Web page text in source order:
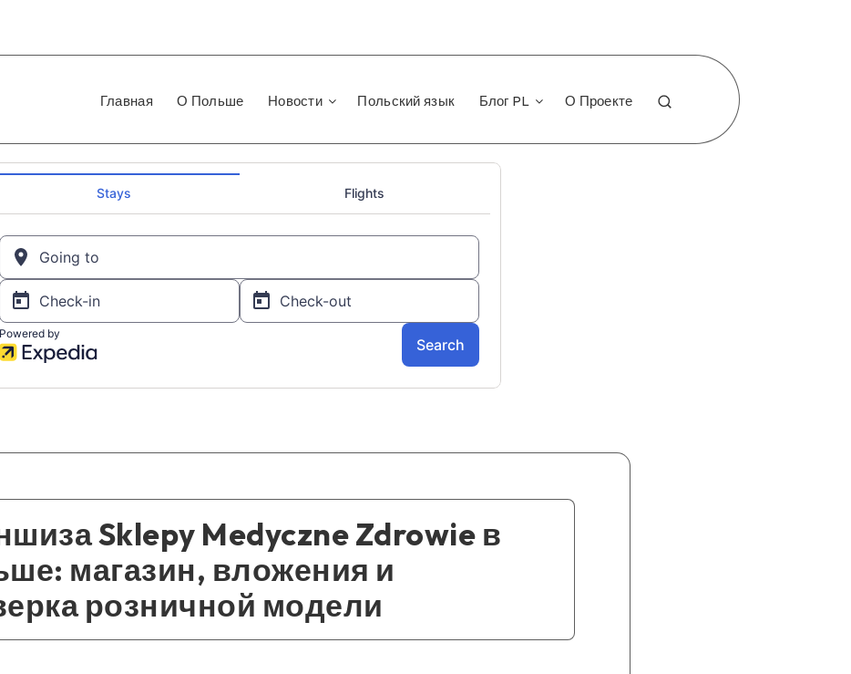
Главная О Польше Новости Польский язык Блог PL О Проекте
Sklepy Medyczne Zdrowie в
магазин, вложения и
розничной модели